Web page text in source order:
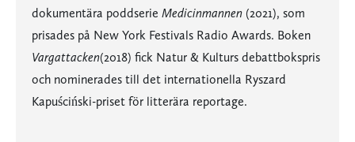
dokumentära poddserie Medicinmannen (2021), som
prisades på New York Festivals Radio Awards. Boken
Vargattacken(2018) fick Natur & Kulturs debattbokspris
och nominerades till det internationella Ryszard
Kapuściński-priset för litterära reportage.